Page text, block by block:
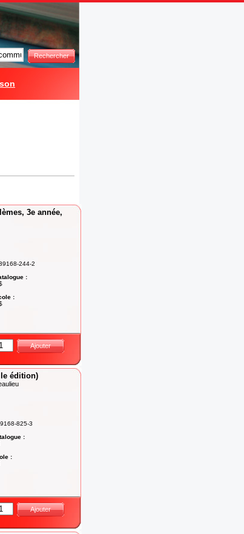
Rechercher
3e année,
244-2
:
:
Ajouter
édition)
825-3
:
:
Ajouter